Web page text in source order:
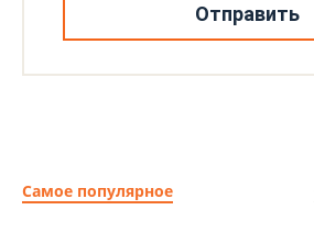
Отправить
Самое популярное